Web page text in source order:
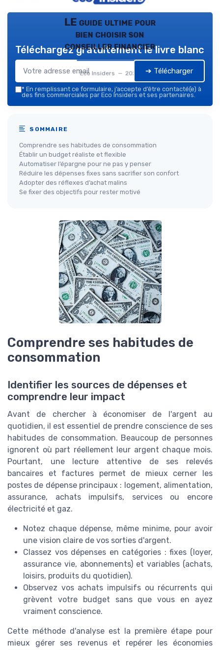
LE guide ultime pour
bien choisir son
conseiller financier
Eco Insiders — 2026
Téléchargez gratuitement le livre blanc
➔ Télécharger
* En remplissant ce formulaire, j’accepte d’être contacté(e) à
des fins commerciales par Eco Insiders et ses partenaires.
SOMMAIRE
Comprendre ses habitudes de consommation
Établir un budget réaliste et flexible
Automatiser l’épargne pour ne pas y penser
Réduire les dépenses fixes sans sacrifier son confort
Adopter des réflexes d’achat malins
Se fixer des objectifs pour rester motivé
Comprendre ses habitudes de
consommation
Identifier les sources de dépenses et
comprendre leur impact
Avant de chercher à économiser de l'argent au
quotidien, il est essentiel de prendre conscience de ses
habitudes de consommation. Beaucoup de personnes
ignorent où part réellement leur argent chaque mois.
Pourtant, une lecture attentive de ses relevés
bancaires et factures permet de mieux cerner les
postes de dépense principaux : logement, alimentation,
assurance, achats impulsifs, services ou encore
électricité et gaz.
Notez chaque dépense, même minime, pour avoir
une vision claire de vos sorties d'argent.
Classez vos dépenses en catégories : fixes (loyer,
assurance vie, abonnements) et variables (achats,
loisirs, produits du quotidien).
Observez vos achats impulsifs ou récurrents qui
grèvent votre budget sans que vous en ayez
vraiment conscience.
Cette méthode d'analyse est la première étape pour
mieux gérer ses revenus et repérer les économies